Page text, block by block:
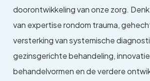
doorontwikkeling van onze zorg.
van expertise rondom trauma,
versterking van systemische
gezinsgerichte behandeling,
behandelvormen en de verdere